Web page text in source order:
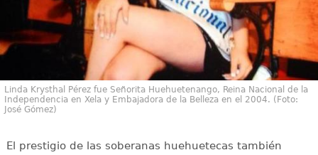
Linda Krysthal Pérez fue Señorita Huehuetenango, Reina Nacional de la
Independencia en Xela y Embajadora de la Belleza en el 2004. (Foto:
José Gómez)
El prestigio de las soberanas huehuetecas también